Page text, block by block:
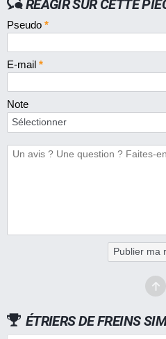
RÉAGIR SUR CETTE
Pseudo *
E-mail *
Note
Publier ma
ÉTRIERS DE FREINS